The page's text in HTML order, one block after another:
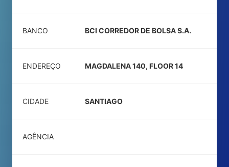
BANCO BCI CORREDOR DE BOLSA S.A.
ENDEREÇO MAGDALENA 140, FLOOR 14
CIDADE SANTIAGO
AGÊNCIA